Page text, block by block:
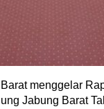
menggelar
Jabung Barat